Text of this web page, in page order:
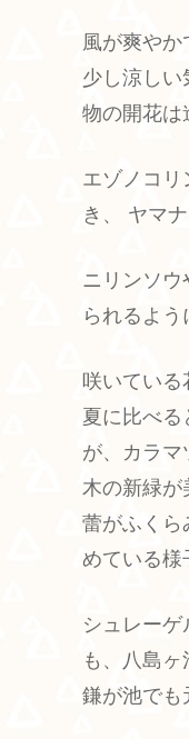
風が爽やか
少し涼しい
物の開花は
エゾノコリ
き、 ヤマ
ニリンソウ
られるよう
咲いている
夏に比べる
が、カラマ
木の新緑が
蕾がふくら
めている様
シュレー
も、八島
鎌が池でも